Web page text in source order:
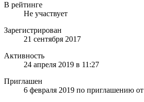
В рейтинге
Не участвует
Зарегистрирован
21 сентября 2017
Активность
24 апреля 2019 в 11:27
Приглашен
6 февраля 2019 по приглашению от